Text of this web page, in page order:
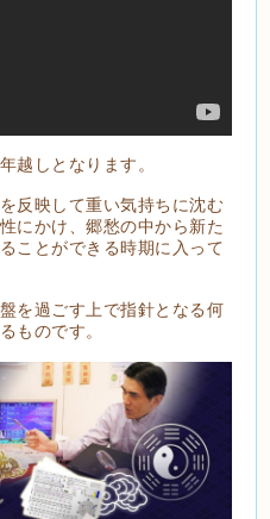
越しとなります。
反映して重い気持ちに沈む
にかけ、郷愁の中から新た
ことができる時期に入って
を過ごす上で指針となる何
ものです。